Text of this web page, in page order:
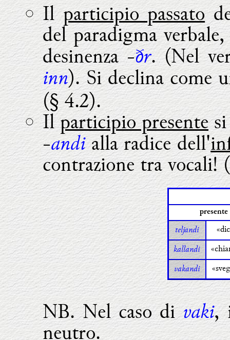
Ilparticipio passato
del paradigma
desinenza -ðr. (Nel
inn). Si declina come
(§ 4.2).
Ilparticipio presentesi
-andialla radice dell'
contrazione tra vocali!
presente
teljandi
kallandi
vakandi
NB. Nel caso divaki,
neutro.